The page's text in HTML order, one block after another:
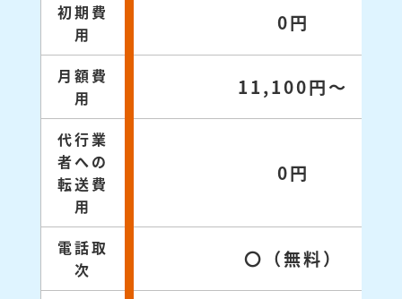
初期費
用
0円
月額費
用
11,100円～
代行業
者への
転送費
用
0円
電話取
次
〇（無料）